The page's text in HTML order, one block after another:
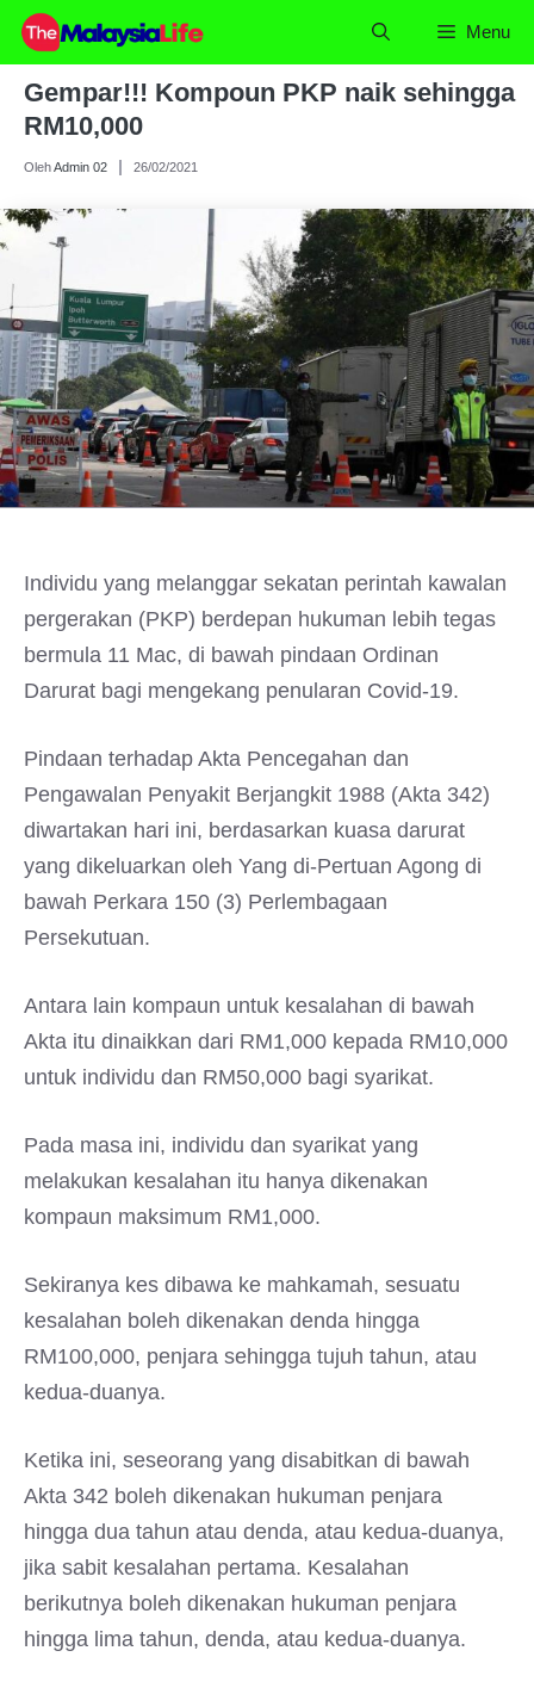
Skip
content
Menu
Gempar!!! Kompoun PKP naik sehingga
RM10,000
OlehAdmin 02 26/02/2021
Individu yang melanggar sekatan perintah kawalan
pergerakan (PKP) berdepan hukuman lebih tegas
bermula 11 Mac, di bawah pindaan Ordinan
Darurat bagi mengekang penularan Covid-19.
Pindaan terhadap Akta Pencegahan dan
Pengawalan Penyakit Berjangkit 1988 (Akta 342)
diwartakan hari ini, berdasarkan kuasa darurat
yang dikeluarkan oleh Yang di-Pertuan Agong di
bawah Perkara 150 (3) Perlembagaan
Persekutuan.
Antara lain kompaun untuk kesalahan di bawah
Akta itu dinaikkan dari RM1,000 kepada RM10,000
untuk individu dan RM50,000 bagi syarikat.
Pada masa ini, individu dan syarikat yang
melakukan kesalahan itu hanya dikenakan
kompaun maksimum RM1,000.
Sekiranya kes dibawa ke mahkamah, sesuatu
kesalahan boleh dikenakan denda hingga
RM100,000, penjara sehingga tujuh tahun, atau
kedua-duanya.
Ketika ini, seseorang yang disabitkan di bawah
Akta 342 boleh dikenakan hukuman penjara
hingga dua tahun atau denda, atau kedua-duanya,
jika sabit kesalahan pertama. Kesalahan
berikutnya boleh dikenakan hukuman penjara
hingga lima tahun, denda, atau kedua-duanya.